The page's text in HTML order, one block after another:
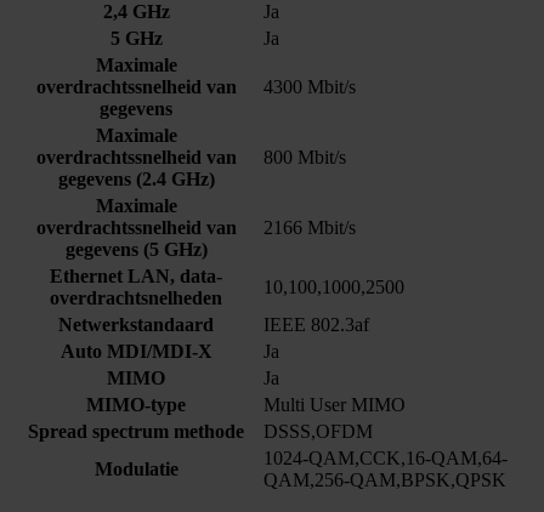
2,4 GHz
Ja
5 GHz
Ja
Maximale
overdrachtssnelheid van
gegevens
4300 Mbit/s
Maximale
overdrachtssnelheid van
gegevens (2.4 GHz)
800 Mbit/s
Maximale
overdrachtssnelheid van
gegevens (5 GHz)
2166 Mbit/s
Ethernet LAN, data-
overdrachtsnelheden
10,100,1000,2500
Netwerkstandaard
IEEE 802.3af
Auto MDI/MDI-X
Ja
MIMO
Ja
MIMO-type
Multi User MIMO
Spread spectrum methode
DSSS,OFDM
Modulatie
1024-QAM,CCK,16-QAM,64-
QAM,256-QAM,BPSK,QPSK